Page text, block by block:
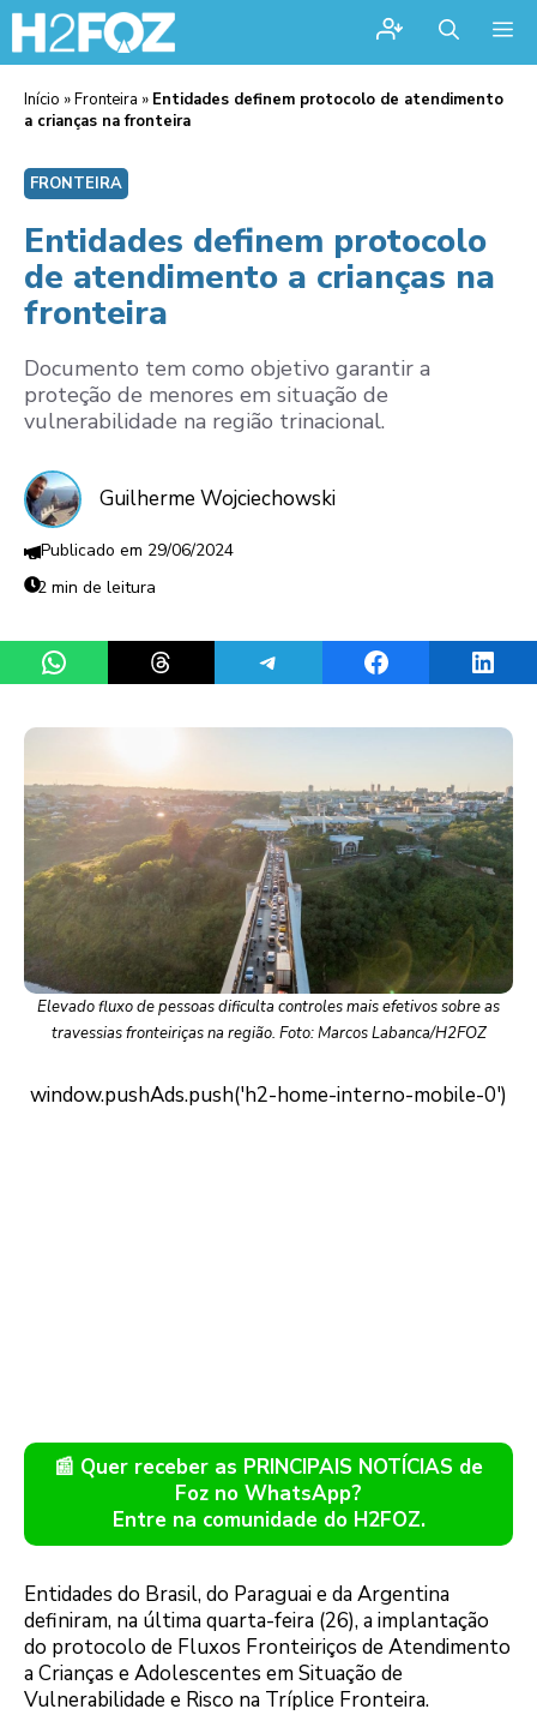
Início »Fronteira » Entidades definem protocolo de atendimento
a crianças na fronteira
FRONTEIRA
Entidades definem protocolo
de atendimento a crianças na
fronteira
Documento tem como objetivo garantir a
proteção de menores em situação de
vulnerabilidade na região trinacional.
Guilherme Wojciechowski
29/06/2024
2 min de leitura
Share on WhatsAppShare on ThreadsShare on TelegramShare on Facebook
Elevado fluxo de pessoas dificulta controles mais efetivos sobre as
travessias fronteiriças na região. Foto: Marcos Labanca/H2FOZ
📰 Quer receber as PRINCIPAIS NOTÍCIAS de
Foz no WhatsApp?
Entre na comunidade do H2FOZ.
Entidades do Brasil, do Paraguai e da Argentina
definiram, na última quarta-feira (26), a implantação
do protocolo de Fluxos Fronteiriços de Atendimento
a Crianças e Adolescentes em Situação de
Vulnerabilidade e Risco na Tríplice Fronteira.